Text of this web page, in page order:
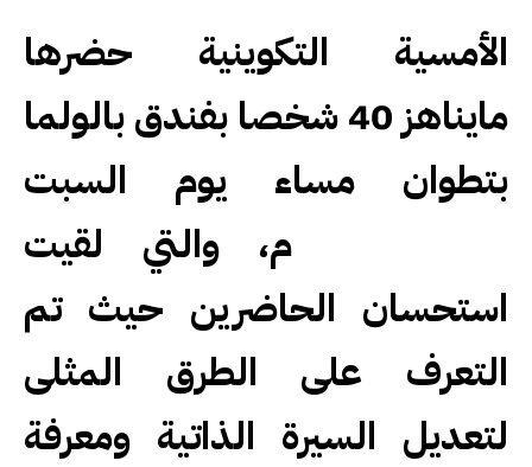
الأمسية التكوينية حضرها
مايناهز 40 شخصا بفندق بالولما
بتطوان مساء يوم السبت
14/04/2013م، والتي لقيت
استحسان الحاضرين حيث تم
التعرف على الطرق المثلى
لتعديل السيرة الذاتية ومعرفة